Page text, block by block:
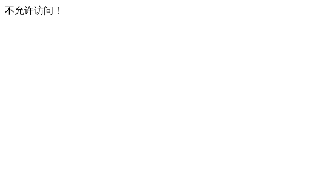
不允许访问！